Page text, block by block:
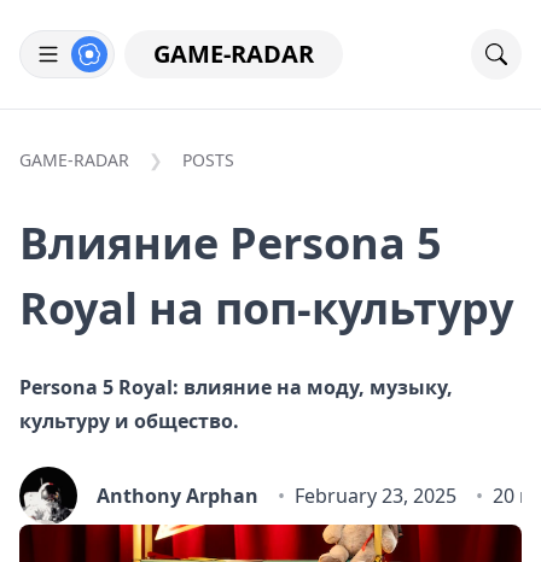
GAME-RADAR
GAME-RADAR POSTS
Влияние Persona 5
Royal на поп-культуру
Persona 5 Royal: влияние на моду, музыку,
культуру и общество.
Anthony Arphan February 23, 2025 20